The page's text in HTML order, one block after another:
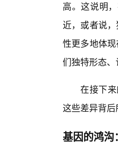
高。这说明
近，或者说
性更多地体
们独特形态
在接下
这些差异背
基因的鸿沟